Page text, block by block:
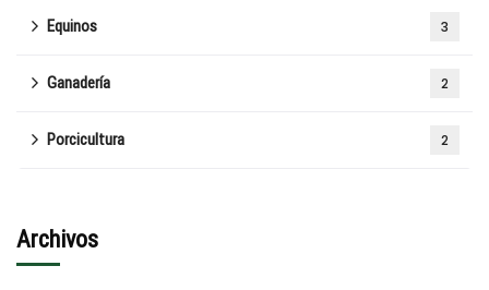
Equinos 3
Ganadería 2
Porcicultura 2
Archivos